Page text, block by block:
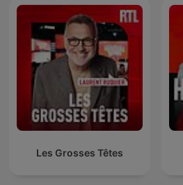
Les Grosses Têtes